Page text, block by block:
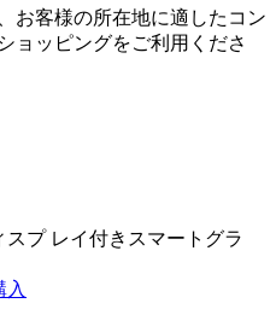
お客様の所在地に適したコン
ョッピングをご利用くださ
プ レイ付きスマートグラ
入